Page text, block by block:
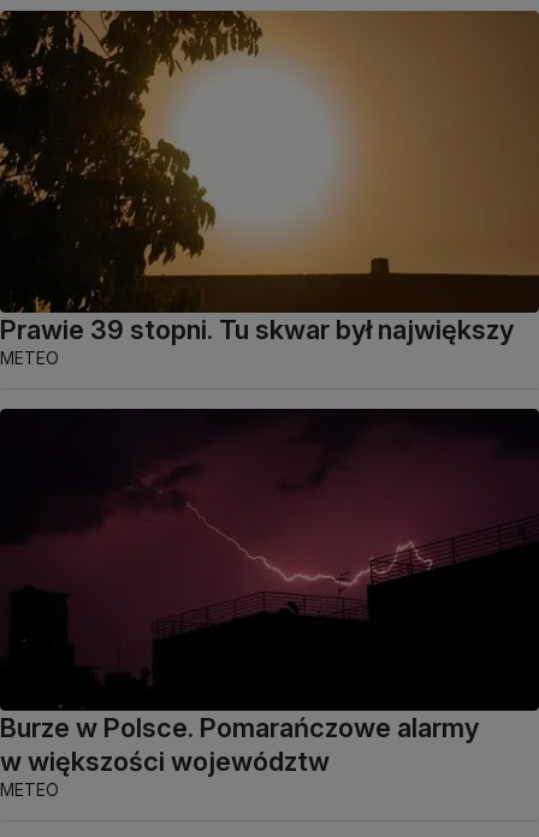
Prawie 39 stopni. Tu skwar był największy
METEO
Burze w Polsce. Pomarańczowe alarmy
w większości województw
METEO